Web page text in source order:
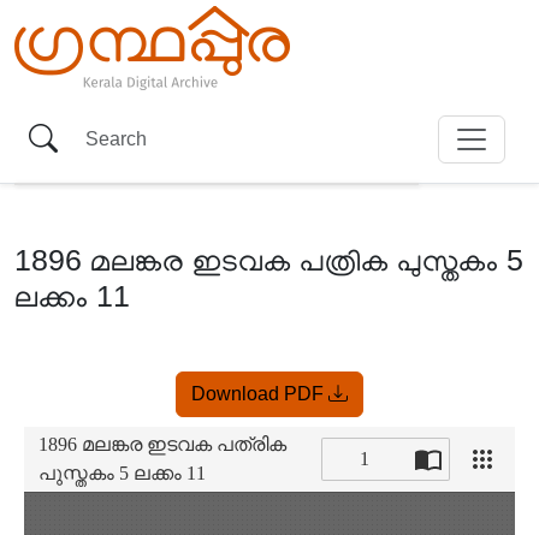
1896 മലങ്കര ഇടവക പത്രിക പുസ്തകം 5
ലക്കം 11
Download PDF